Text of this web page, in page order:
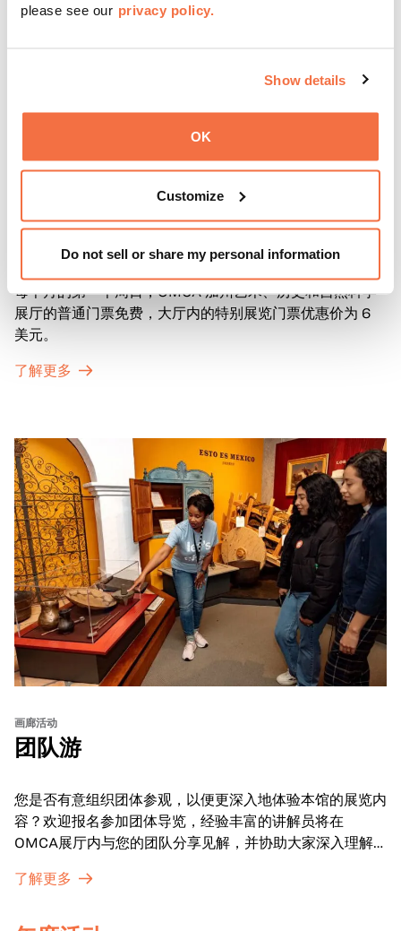
please see our privacy policy.
Show details
OK
Customize
Do not sell or share my personal information
第一主日
每个月的第一个周日，OMCA 加州艺术、历史和自然科学
展厅的普通门票免费，大厅内的特别展览门票优惠价为 6
美元。
了解更多
画廊活动
团队游
您是否有意组织团体参观，以便更深入地体验本馆的展览内
容？欢迎报名参加团体导览，经验丰富的讲解员将在
OMCA展厅内与您的团队分享见解，并协助大家深入理解
了解更多